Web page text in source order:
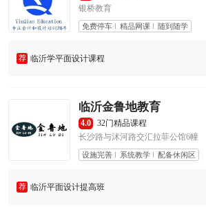
银桥教育
免费停车 精品网课 随到随学
荐 临沂学平面设计课程
临沂金鲁地教育
4.0
32门精品课程
长沙路与沭河路交汇拉菲公馆6幢
设施完善 系统教学 配备休闲区
荐 临沂平面设计提高班